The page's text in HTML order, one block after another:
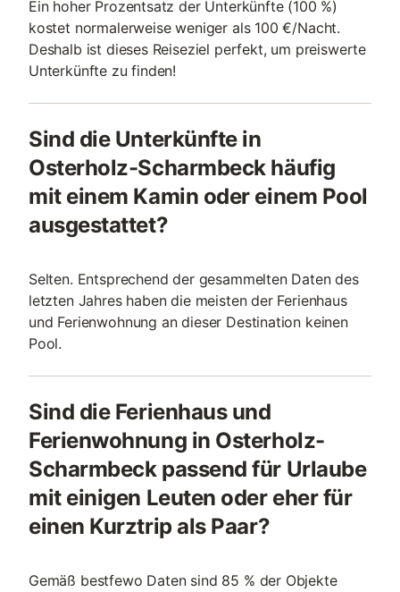
Ein hoher Prozentsatz der Unterkünfte (100 %)
kostet normalerweise weniger als 100 €/Nacht.
Deshalb ist dieses Reiseziel perfekt, um preiswerte
Unterkünfte zu finden!
Sind die Unterkünfte in
Osterholz-Scharmbeck häufig
mit einem Kamin oder einem Pool
ausgestattet?
Selten. Entsprechend der gesammelten Daten des
letzten Jahres haben die meisten der Ferienhaus
und Ferienwohnung an dieser Destination keinen
Pool.
Sind die Ferienhaus und
Ferienwohnung in Osterholz-
Scharmbeck passend für Urlaube
mit einigen Leuten oder eher für
einen Kurztrip als Paar?
Gemäß bestfewo Daten sind 85 % der Objekte